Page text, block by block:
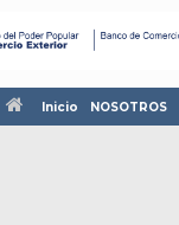
Inicio NOSOTROS